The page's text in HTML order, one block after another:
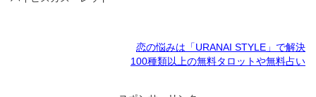
恋の悩みは「URANAI STYLE」で解決
100種類以上の無料タロットや無料占い